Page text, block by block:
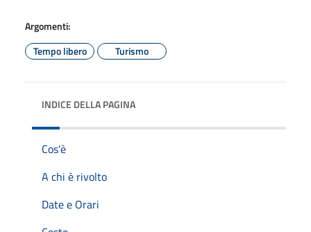
Argomenti:
Tempo libero
Turismo
INDICE DELLA PAGINA
Cos'è
A chi è rivolto
Date e Orari